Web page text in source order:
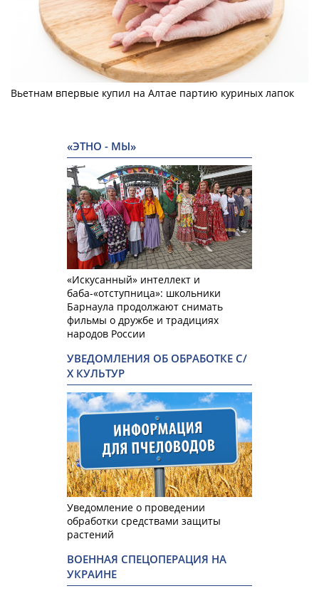
Вьетнам впервые купил на Алтае партию куриных лапок
«ЭТНО - МЫ»
«Искусанный» интеллект и
баба-«отступница»: школьники
Барнаула продолжают снимать
фильмы о дружбе и традициях
народов России
УВЕДОМЛЕНИЯ ОБ ОБРАБОТКЕ С/
Х КУЛЬТУР
Уведомление о проведении
обработки средствами защиты
растений
ВОЕННАЯ СПЕЦОПЕРАЦИЯ НА
УКРАИНЕ